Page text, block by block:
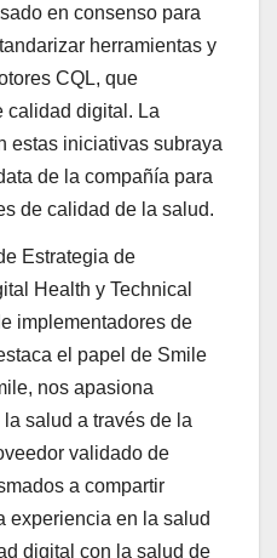
en consenso para
herramientas y
CQL, que
calidad digital. La
estas iniciativas subraya
de la compañía para
de calidad de la salud.
Estrategia de
Health y Technical
implementadores de
el papel de Smile
nos apasiona
salud a través de la
validado de
a compartir
experiencia en la salud
digital con la salud de